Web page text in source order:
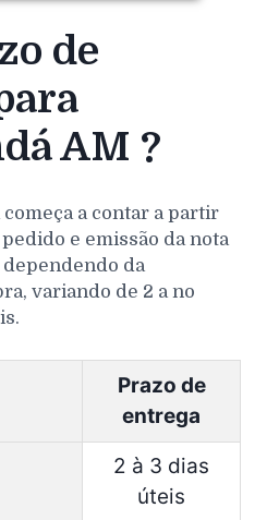
de
AM ?
a contar a partir
e emissão da nota
da
variando de 2 a no
Prazo de
entrega
2 à 3 dias
úteis